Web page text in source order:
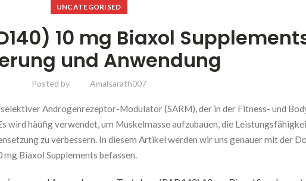
UNCATEGORISED
10 mg Biaxol
und Anwendung
Posted by Amalsarath007
Androgenrezeptor-Modulator (SARM), der in der Fitness- und
wird häufig verwendet, um Muskelmasse aufzubauen, die
zu verbessern. In diesem Artikel werden wir uns genauer mit der
Biaxol Supplements befassen.